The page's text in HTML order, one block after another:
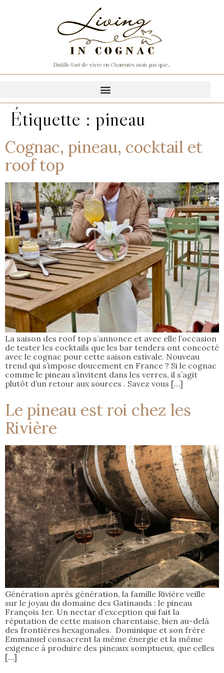
Étiquette : pineau
Cognac, pineau, cocktail et
roof top
La saison des roof top s’annonce et avec elle l’occasion
de tester les cocktails que les bar tenders ont concocté
avec le cognac pour cette saison estivale. Nouveau
trend qui s’impose doucement en France ? Si le cognac
comme le pineau s’invitent dans les verres, il s’agit
plutôt d’un retour aux sources . Savez vous […]
Le pineau est roi chez les
Rivière
Génération après génération, la famille Rivière veille
sur le joyau du domaine des Gatinauds : le pineau
François 1er. Un nectar d’exception qui fait la
réputation de cette maison charentaise, bien au-delà
des frontières hexagonales. Dominique et son frère
Emmanuel consacrent la même énergie et la même
exigence à produire des pineaux somptueux, que celles
[…]